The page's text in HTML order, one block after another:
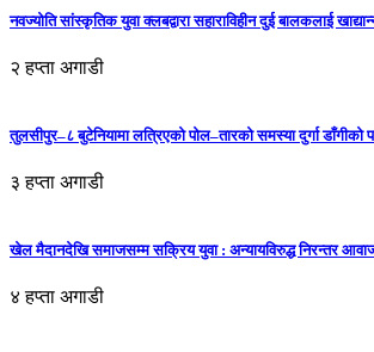
नवज्योति सांस्कृतिक युवा क्लबद्वारा सहाराविहीन दुई बालकलाई
२ हप्ता अगाडी
तुलसीपुर–८ बुटेनियामा लत्रिएको पोल–तारको समस्या दुर्गा डाँगीको
३ हप्ता अगाडी
खेल मैदानदेखि समाजसम्म सक्रिय युवा : अन्यायविरुद्ध निरन्तर
४ हप्ता अगाडी